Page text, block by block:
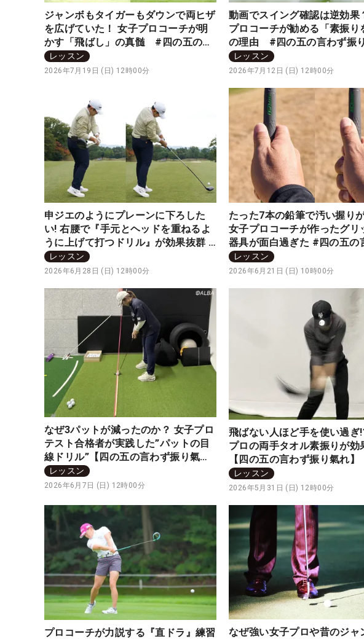
ジャンボもタイガーもダウンで両ヒザ
を広げていた！ 女子プロコーチが明
かす「飛ばし」の真髄 #四の五の言
わず振り氣れ
レッスン
2026年7月19日 (日) 12時00分
動画でスイング確認は逆効果
プロコーチが勧める「素振り
の理由 #四の五の言わず振
レッスン
2026年7月12日 (日) 12時00分
申ジエのようにプレーンに下ろした
い! 右腰で『手元とヘッドを重ねるよ
うに上げて打つドリル』が効果抜群 #
四の五の言わず振り氣れ
レッスン
2026年6月28日 (日) 12時00分
たった7本の鉛筆で汚い握り
女子プロコーチが作ったグリ
器具が面白過ぎた #四の五の
り氣れ
レッスン
2026年6月21日 (日) 10時00分
なぜ3パットが減ったのか？ 女子プロ
テスト合格者が実践した”パットの目
線ドリル”【四の五の言わず振り氣
れ】
レッスン
2026年6月7日 (日) 12時00分
飛ばない人ほど手を使い過ぎ!?
プロの両手タオル素振りが効
【四の五の言わず振り氣れ】
レッスン
2026年5月31日 (日) 12時00分
プロコーチが力説する『直ドラ』練習
なぜ強い女子プロや昔のジャ